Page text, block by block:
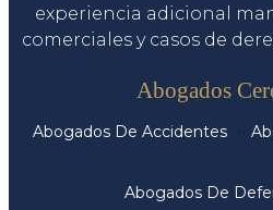
experiencia adicional
comerciales y casos de
Abogados
Abogados De Accidentes
Abogados De